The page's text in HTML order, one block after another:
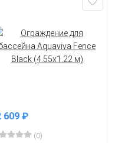
609 ₽
(0)